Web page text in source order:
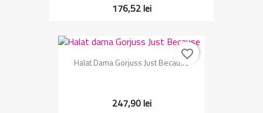
176,52 lei
Halat Dama Gorjuss Just Because
247,90 lei
favorite_border